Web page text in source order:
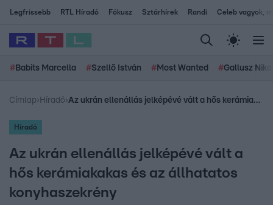
Legfrissebb RTL Híradó Fókusz Sztárhírek Randi Celeb vagyok,
# Babits Marcella #Szellő István # Most Wanted #Gallusz
Címlap› Híradó› Az ukrán ellenállás jelképévé vált a hős kerámiakakas és az állhatatos konyhaszekrény
Híradó
Az ukrán ellenállás jelképévé vált a
hős kerámiakakas és az állhatatos
konyhaszekrény